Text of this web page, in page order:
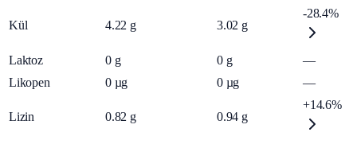
Kül 4.22 g 3.02 g
-28.4%
Laktoz 0 g 0 g
—
Likopen
0 µg 0 µg —
Lizin 0.82 g 0.94 g
+14.6%